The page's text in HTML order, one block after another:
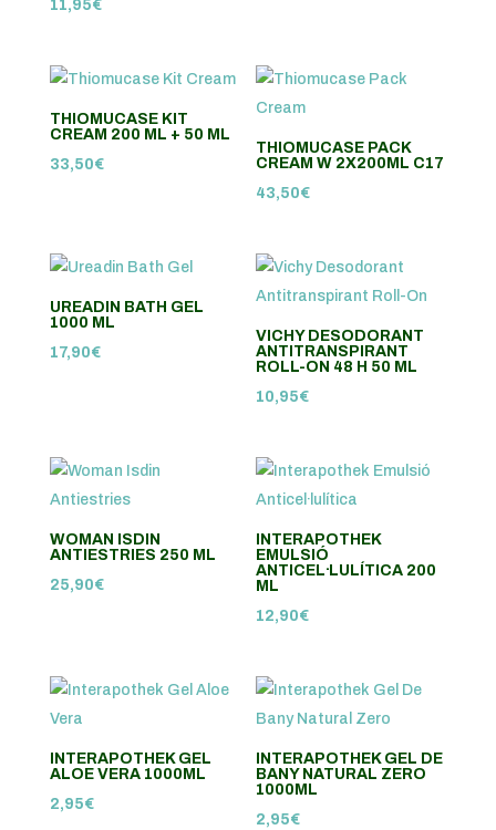
11,95€
THIOMUCASE KIT
CREAM 200 ML + 50 ML
33,50€
THIOMUCASE PACK
CREAM W 2X200ML C17
43,50€
UREADIN BATH GEL
1000 ML
17,90€
VICHY DESODORANT
ANTITRANSPIRANT
ROLL-ON 48 H 50 ML
10,95€
WOMAN ISDIN
ANTIESTRIES 250 ML
25,90€
INTERAPOTHEK
EMULSIÓ
ANTICEL·LULÍTICA 200
ML
12,90€
INTERAPOTHEK GEL
ALOE VERA 1000ML
2,95€
INTERAPOTHEK GEL DE
BANY NATURAL ZERO
1000ML
2,95€